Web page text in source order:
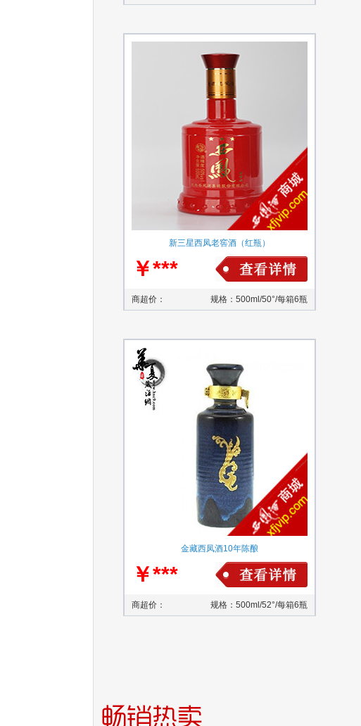
新三星西凤老窖酒（红瓶）
￥***
商超价： 规格：500ml/50°/每箱6瓶
金藏西凤酒10年陈酿
￥***
商超价： 规格：500ml/52°/每箱6瓶